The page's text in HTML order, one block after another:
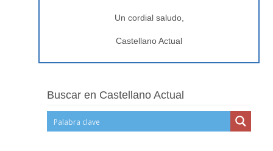
Un cordial saludo,
Castellano Actual
Buscar en Castellano Actual